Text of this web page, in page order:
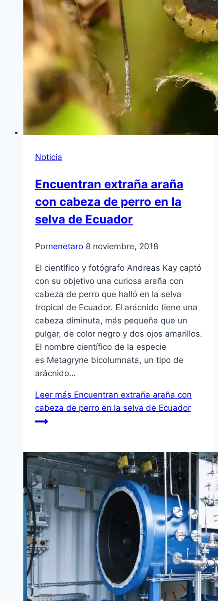
Noticia
Encuentran extraña araña
con cabeza de perro en la
selva de Ecuador
Pornenetaro 8 noviembre, 2018
El científico y fotógrafo Andreas Kay captó
con su objetivo una curiosa araña con
cabeza de perro que halló en la selva
tropical de Ecuador. El arácnido tiene una
cabeza diminuta, más pequeña que un
pulgar, de color negro y dos ojos amarillos.
El nombre científico de la especie
es Metagryne bicolumnata, un tipo de
arácnido…
Leer más Encuentran extraña araña con
cabeza de perro en la selva de Ecuador